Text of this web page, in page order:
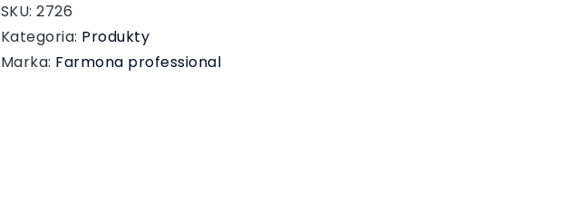
SKU:2726
Kategoria: Produkty
Marka: Farmona professional